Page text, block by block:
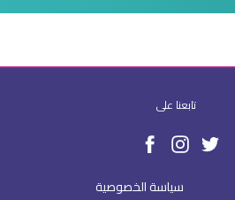
تابعنا على
سياسة الخصوصية